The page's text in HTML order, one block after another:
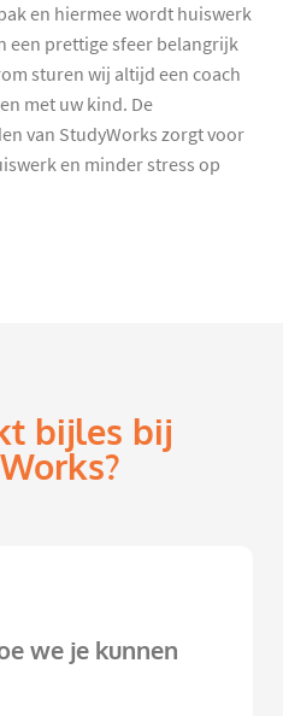
en hiermee wordt huiswerk
een prettige sfeer belangrijk
sturen wij altijd een coach
met uw kind. De
van StudyWorks zorgt voor
en minder stress op
bijles bij
we je kunnen